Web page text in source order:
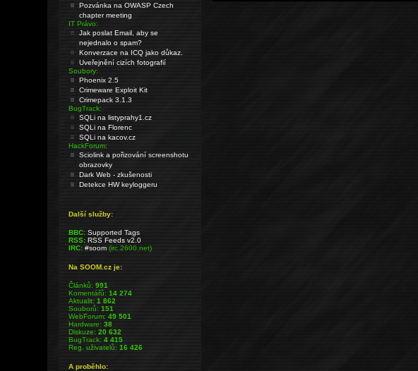
Pozvánka na OWASP Czech
chapter meeting
IT Právo:
Jak poslat Email, aby se
nejednalo o spam?
Konverzace na ICQ jako důkaz.
Uveřejnění cizích fotografií
Soubory:
Phoenix 2.5
Crimeware Exploit Kit
Crimepack 3.1.3
BugTrack:
SQLi na listyprahy1.cz
SQLi na Florenc
SQLi na kacov.cz
HackForum:
Sciolink a pořizování screenshotu
obrazovky
Dark Web - zkušenosti
Detekce HW keyloggeru
Další služby:
BBC: Supported Tags
RSS: RSS Feeds v2.0
IRC: #soom(irc.2600.net)
Na SOOM.cz je:
Článků:991
Komentářů:14 274
Aktualit:1 862
Souborů:151
WebForum:49 501
Hardware:38
Diskuze:20 632
BugTrack:4 415
Reg. uživatelů:16 426
A proběhlo: